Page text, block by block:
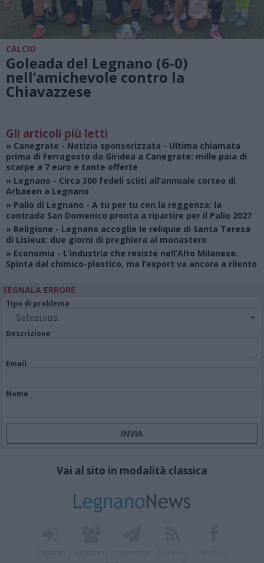
CALCIO
Goleada del Legnano (6-0)
nell’amichevole contro la
Chiavazzese
Gli articoli più letti
» Canegrate - Notizia sponsorizzata - Ultima chiamata
prima di Ferragosto da Giridea a Canegrate: mille paia di
scarpe a 7 euro e tante offerte
» Legnano - Circa 300 fedeli sciiti all’annuale corteo di
Arbaeen a Legnano
» Palio di Legnano - A tu per tu con la reggenza: la
contrada San Domenico pronta a ripartire per il Palio 2027
» Religione - Legnano accoglie le reliquie di Santa Teresa
di Lisieux: due giorni di preghiera al monastero
» Economia - L’industria che resiste nell’Alto Milanese.
Spinta dal chimico-plastico, ma l’export va ancora a rilento
SEGNALA ERRORE
Tipo di problema
Descrizione
Email
Nome
Vai al sito in modalità classica